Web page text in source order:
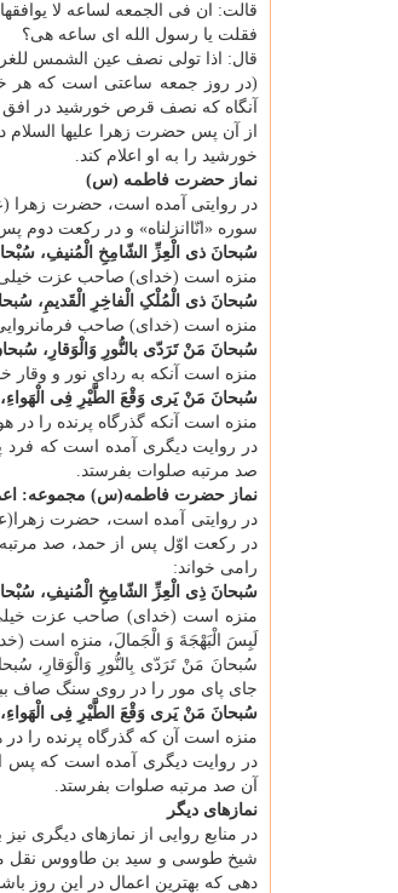
قالت: ان فی الجمعه لساعه لا
فقلت یا رسول الله ای ساعه هی؟
قال: اذا تولی نصف عین الشمس
(در روز جمعه ساعتی است که هر
آنگاه که نصف قرص خورشید در افق
از آن پس حضرت زهرا علیها
خورشید را به او اعلام کند.
نماز حضرت فاطمه (س)
در روایتی آمده است، حضرت زهرا
سوره «انّاانزلناه» و در رکعت دوم
سُبحانَ ذی الْعِزِّ الشّامِخِ الْمُنیفِ،
منزه است (خدای) صاحب عزت خیلی
سُبحانَ ذی الْمُلْکِ الْفاخِرِ الْقَدیمِ،
منزه است (خدای) صاحب
سُبحانَ مَنْ تَرَدّی بالنُّورِ وَالْوَقارِ،
منزه است آنکه به ردای نور و
سُبحانَ مَنْ یَری وَقْعَ الطَّیْرِ فِی
منزه است آنکه گذرگاه پرنده را در
در روایت دیگری آمده است که
صد مرتبه صلوات بفرستد.
نماز حضرت فاطمه(س) مجموعه:
در روایتی آمده است، حضرت
در رکعت اوّل پس از حمد، صد مرتبه
رامی خواند:
سُبحانَ ذِی الْعِزِّ الشّامِخِ الْمُنیفِ،
منزه است (خدای) صاحب عزت خیلی
لَبِسَ الْبَهْجَةَ وَ الْجَمالَ، منزه است
سُبحانَ مَنْ تَرَدّی بِالنُّورِ وَالْوَقارِ،
جای پای مور را در روی سنگ صاف
سُبحانَ مَنْ یَری وَقْعَ الطَّیْرِ فِی
منزه است آن که گذرگاه پرنده را
در روایت دیگری آمده است که پس
آن صد مرتبه صلوات بفرستد.
نمازهای دیگر
در منابع روایی از نمازهای دیگری
شیخ طوسی و سید بن طاووس نقل
دهی که بهترین اعمال در این روز